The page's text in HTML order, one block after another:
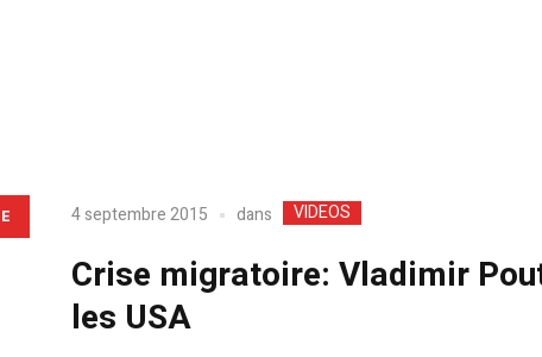
4 septembre 2015 dans VIDEOS
Crise migratoire: Vladimir
les USA